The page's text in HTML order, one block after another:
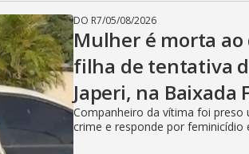
DO R7/05/08/2026
Mulher é morta
filha de tentativa
Japeri, na Baixada
Companheiro da vítima foi preso
crime e responde por feminicídio